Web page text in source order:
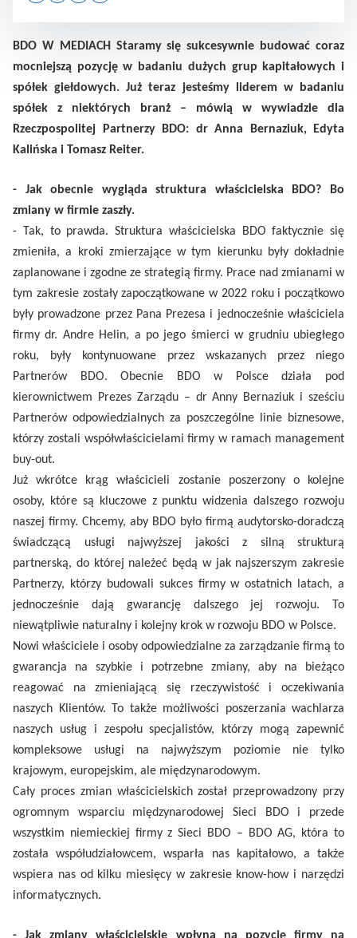
BDO W MEDIACH Staramy się sukcesywnie budować coraz
mocniejszą pozycję w badaniu dużych grup kapitałowych i
spółek giełdowych. Już teraz jesteśmy liderem w badaniu
spółek z niektórych branż – mówią w wywiadzie dla
Rzeczpospolitej Partnerzy BDO: dr Anna Bernaziuk, Edyta
Kalińska i Tomasz Reiter.
- Jak obecnie wygląda struktura właścicielska BDO? Bo
zmiany w firmie zaszły.
- Tak, to prawda. Struktura właścicielska BDO faktycznie się
zmieniła, a kroki zmierzające w tym kierunku były dokładnie
zaplanowane i zgodne ze strategią firmy. Prace nad zmianami w
tym zakresie zostały zapoczątkowane w 2022 roku i początkowo
były prowadzone przez Pana Prezesa i jednocześnie właściciela
firmy dr. Andre Helin, a po jego śmierci w grudniu ubiegłego
roku, były kontynuowane przez wskazanych przez niego
Partnerów BDO. Obecnie BDO w Polsce działa pod
kierownictwem Prezes Zarządu – dr Anny Bernaziuk i sześciu
Partnerów odpowiedzialnych za poszczególne linie biznesowe,
którzy zostali współwłaścicielami firmy w ramach management
buy-out.
Już wkrótce krąg właścicieli zostanie poszerzony o kolejne
osoby, które są kluczowe z punktu widzenia dalszego rozwoju
naszej firmy. Chcemy, aby BDO było firmą audytorsko-doradczą
świadczącą usługi najwyższej jakości z silną strukturą
partnerską, do której należeć będą w jak najszerszym zakresie
Partnerzy, którzy budowali sukces firmy w ostatnich latach, a
jednocześnie dają gwarancję dalszego jej rozwoju. To
niewątpliwie naturalny i kolejny krok w rozwoju BDO w Polsce.
Nowi właściciele i osoby odpowiedzialne za zarządzanie firmą to
gwarancja na szybkie i potrzebne zmiany, aby na bieżąco
reagować na zmieniającą się rzeczywistość i oczekiwania
naszych Klientów. To także możliwości poszerzania wachlarza
naszych usług i zespołu specjalistów, którzy mogą zapewnić
kompleksowe usługi na najwyższym poziomie nie tylko
krajowym, europejskim, ale międzynarodowym.
Cały proces zmian właścicielskich został przeprowadzony przy
ogromnym wsparciu międzynarodowej Sieci BDO i przede
wszystkim niemieckiej firmy z Sieci BDO – BDO AG, która to
została współudziałowcem, wsparła nas kapitałowo, a także
wspiera nas od kilku miesięcy w zakresie know-how i narzędzi
informatycznych.
- Jak zmiany właścicielskie wpłyną na pozycję firmy na
Ewa Matyszewska
Dyrektor ds. Komunikacji i Zrównoważonego Rozwoju